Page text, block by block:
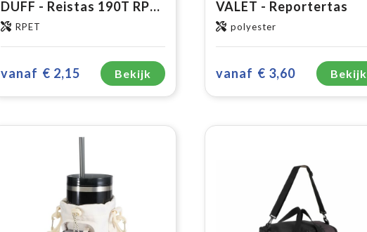
DUFF - Reistas 190T RPET 20L
RPET
vanaf € 2,15 Bekijk
VALET - Reportertas
polyester
vanaf € 3,60 Bekijk